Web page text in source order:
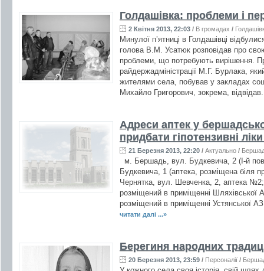
Голдашівка: проблеми і
2 Квітня 2013, 22:03 / В громадах /
Минулої п’ятниці в Голдашівці
голова В.М. Усатюк розповідав про
проблеми, що потребують вирішення.
райдержадміністрації М.Г. Бурлака,
жителями села, побував у закладах
Михайло Григорович, зокрема,
Адреси аптек у
придбати гіпотензивні
21 Березня 2013, 22:20 / Актуально /
м. Бершадь, вул. Будкевича, 2 (І-й
Будкевича, 1 (аптека, розміщена біля
Чернятка, вул. Шевченка, 2, аптека
розміщений в приміщенні
розміщений в приміщенні Устянської
читати далі ...»
Берегиня народних
20 Березня 2013, 23:59 / Персоналії /